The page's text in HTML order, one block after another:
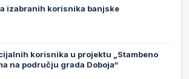
izabranih korisnika banjske
korisnika u projektu „Stambeno
na području grada Doboja“